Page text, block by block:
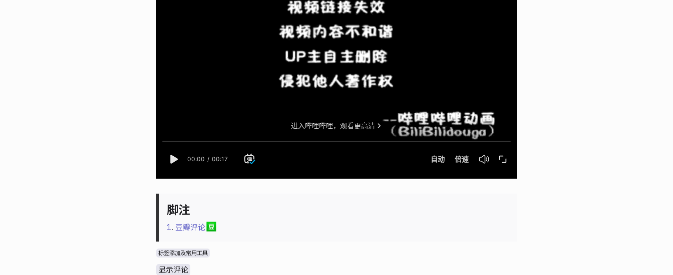
1. 豆瓣评论
标签添加及常用工具
显示评论